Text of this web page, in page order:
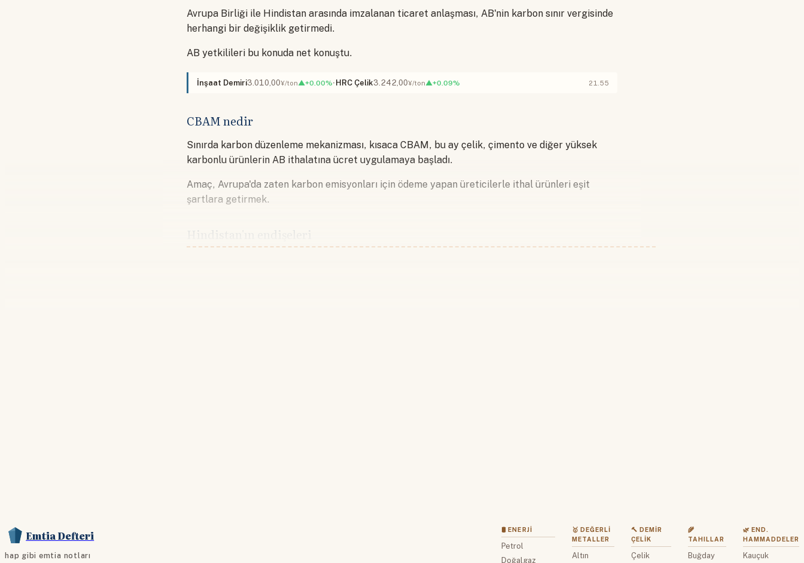
Avrupa Birliği ile Hindistan arasında imzalanan ticaret anlaşması, AB'nin karbon sınır vergisinde
herhangi bir değişiklik getirmedi.
AB yetkilileri bu konuda net konuştu.
İnşaat Demiri3.010,00¥/ton▲+0.00% HRC Çelik3.242,00¥/ton▲+0.09% 21.55
CBAM nedir
Sınırda karbon düzenleme mekanizması, kısaca CBAM, bu ay çelik, çimento ve diğer yüksek
karbonlu ürünlerin AB ithalatına ücret uygulamaya başladı.
Amaç, Avrupa'da zaten karbon emisyonları için ödeme yapan üreticilerle ithal ürünleri eşit
şartlara getirmek.
Hindistan'ın endişeleri
Emtia Defteri
hap gibi emtia notları
🛢 ENERJI
Petrol
Doğalgaz
🥇 DEĞERLI
METALLER
Altın
🔨 DEMIR
ÇELIK
Çelik
🌾
TAHILLAR
Buğday
🌿 END.
HAMMADDELER
Kauçuk